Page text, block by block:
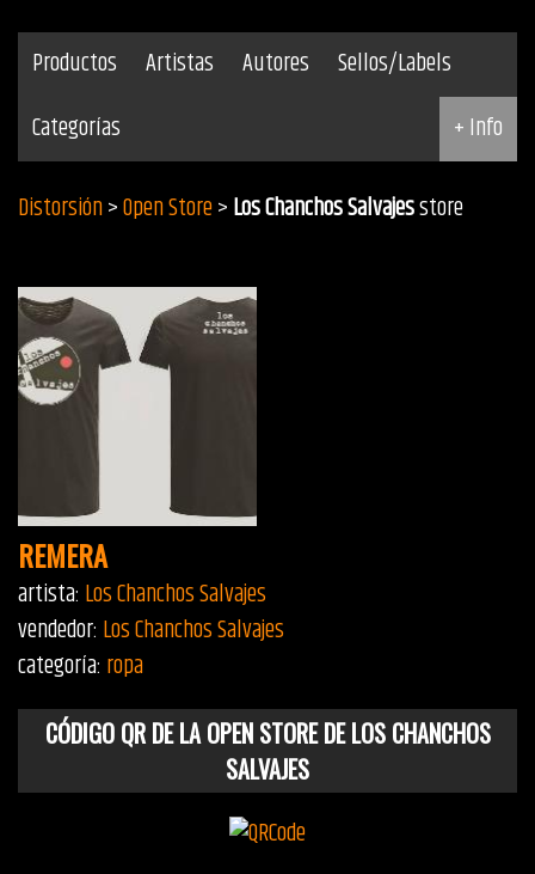
Productos Artistas Autores
Sellos/Labels
Categorías
+ Info
Distorsión>Open Store>Los Chanchos Salvajesstore
REMERA
artista: Los Chanchos Salvajes
vendedor: Los Chanchos Salvajes
categoría: ropa
CÓDIGO QR DE LA OPEN STORE DE LOS CHANCHOS
SALVAJES